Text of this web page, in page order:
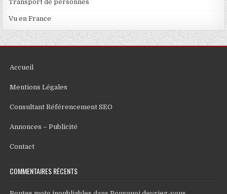
Transport de personnes
Vu en France
Accueil
Mentions Légales
Consultant Référencement SEO
Annonces – Publicité
Contact
COMMENTAIRES RÉCENTS